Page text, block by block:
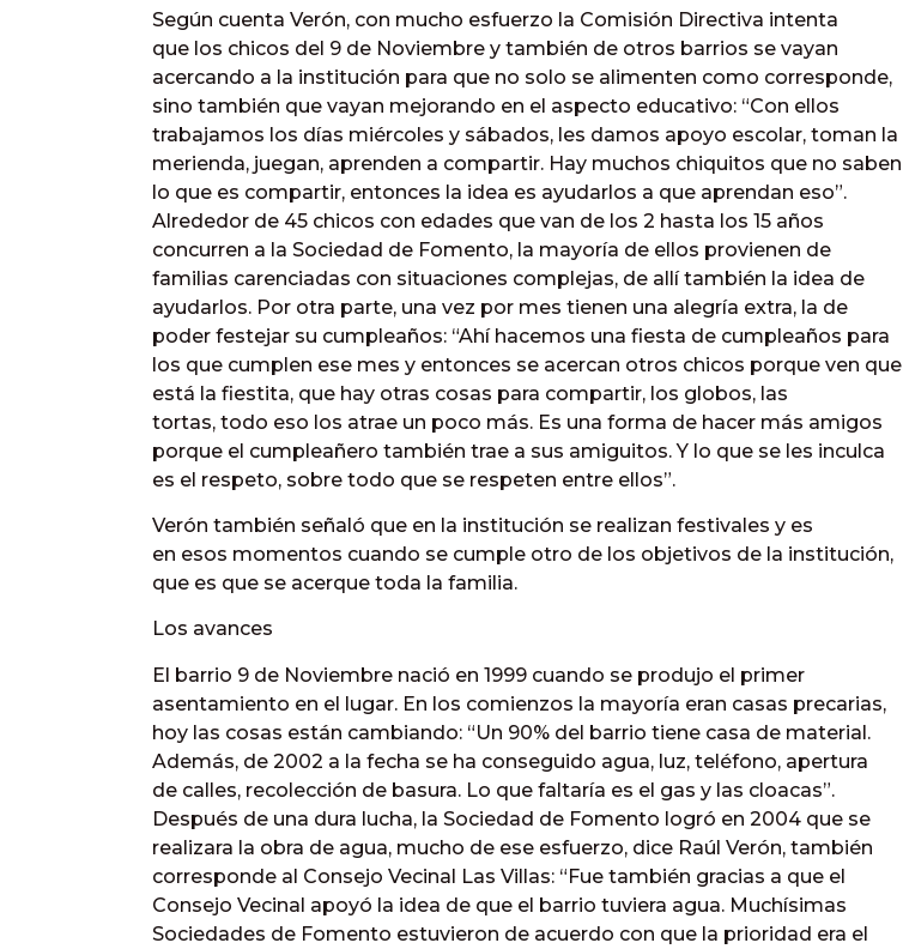
Según cuenta Verón, con mucho esfuerzo la Comisión Directiva intenta
que los chicos del 9 de Noviembre y también de otros barrios se vayan
acercando a la institución para que no solo se alimenten como corresponde,
sino también que vayan mejorando en el aspecto educativo: “Con ellos
trabajamos los días miércoles y sábados, les damos apoyo escolar, toman la
merienda, juegan, aprenden a compartir. Hay muchos chiquitos que no saben
lo que es compartir, entonces la idea es ayudarlos a que aprendan eso”.
Alrededor de 45 chicos con edades que van de los 2 hasta los 15 años
concurren a la Sociedad de Fomento, la mayoría de ellos provienen de
familias carenciadas con situaciones complejas, de allí también la idea de
ayudarlos. Por otra parte, una vez por mes tienen una alegría extra, la de
poder festejar su cumpleaños: “Ahí hacemos una fiesta de cumpleaños para
los que cumplen ese mes y entonces se acercan otros chicos porque ven que
está la fiestita, que hay otras cosas para compartir, los globos, las
tortas, todo eso los atrae un poco más. Es una forma de hacer más amigos
porque el cumpleañero también trae a sus amiguitos. Y lo que se les inculca
es el respeto, sobre todo que se respeten entre ellos”.
Verón también señaló que en la institución se realizan festivales y es
en esos momentos cuando se cumple otro de los objetivos de la institución,
que es que se acerque toda la familia.
Los avances
El barrio 9 de Noviembre nació en 1999 cuando se produjo el primer
asentamiento en el lugar. En los comienzos la mayoría eran casas precarias,
hoy las cosas están cambiando: “Un 90% del barrio tiene casa de material.
Además, de 2002 a la fecha se ha conseguido agua, luz, teléfono, apertura
de calles, recolección de basura. Lo que faltaría es el gas y las cloacas”.
Después de una dura lucha, la Sociedad de Fomento logró en 2004 que se
realizara la obra de agua, mucho de ese esfuerzo, dice Raúl Verón, también
corresponde al Consejo Vecinal Las Villas: “Fue también gracias a que el
Consejo Vecinal apoyó la idea de que el barrio tuviera agua. Muchísimas
Sociedades de Fomento estuvieron de acuerdo con que la prioridad era el